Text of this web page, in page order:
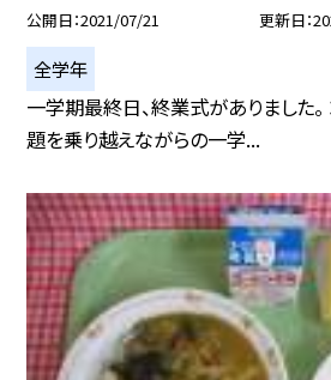
公開日 2021/07/21 更新日
全学年
一学期最終日、終業式がありました
題を乗り越えながらの一学...